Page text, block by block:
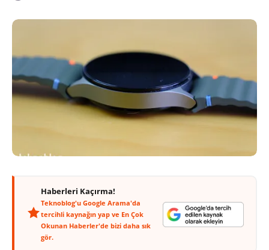
Haberleri Kaçırma!
Teknoblog'u Google Arama'da
tercihli kaynağın yap ve En Çok
Okunan Haberler'de bizi daha sık
gör.